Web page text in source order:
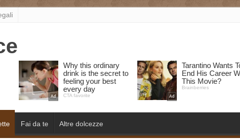
Fai da te Altre dolcezze